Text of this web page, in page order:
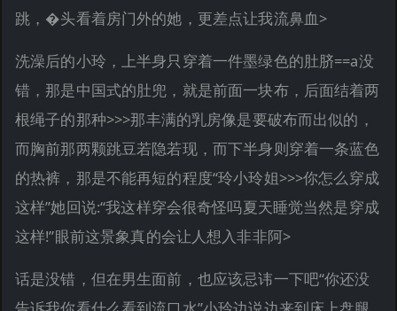
跳，�头看着房门外的她，更差点让我流鼻血>
洗澡后的小玲，上半身只穿着一件墨绿色的肚脐==a没
错，那是中国式的肚兜，就是前面一块布，后面结着两
根绳子的那种>>>那丰满的乳房像是要破布而出似的，
而胸前那两颗跳豆若隐若现，而下半身则穿着一条蓝色
的热裤，那是不能再短的程度“玲小玲姐>>>你怎么穿成
这样”她回说:“我这样穿会很奇怪吗夏天睡觉当然是穿成
这样!”眼前这景象真的会让人想入非非阿>
话是没错，但在男生面前，也应该忌讳一下吧“你还没